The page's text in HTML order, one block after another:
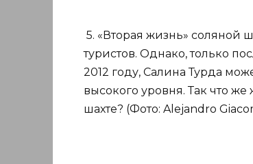
5. «Вторая жизнь» соляной
туристов. Однако, только
2012 году, Салина Турда
высокого уровня. Так что
шахте? (Фото: Alejandro